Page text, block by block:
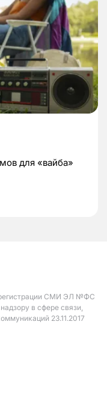
для «вайба»
СМИ ЭЛ №ФС
в сфере связи,
23.11.2017